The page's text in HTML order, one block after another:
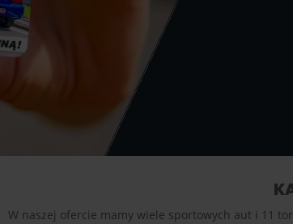
W naszej ofercie mamy wiele sportowych aut i 11